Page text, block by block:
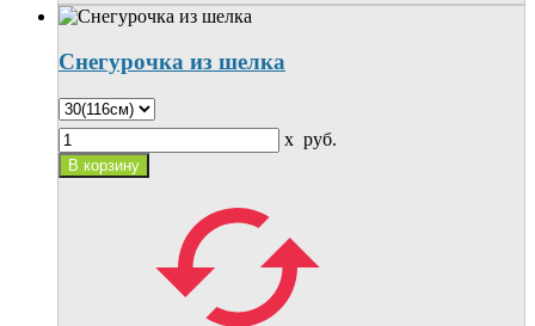
Снегурочка из шелка
x руб.